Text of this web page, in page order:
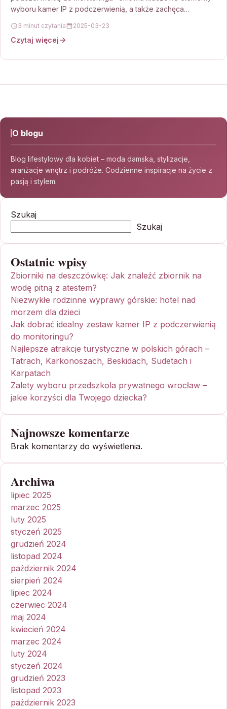
wyboru kamer IP z podczerwienią, a także zachęca
3 minut czytania 2025-03-23
Czytaj więcej
O blogu
Blog lifestylowy dla kobiet – moda damska, stylizacje,
aranżacje wnętrz i podróże. Codzienne inspiracje na życie z
pasją i stylem.
Szukaj
Szukaj
Ostatnie wpisy
Zbiorniki na deszczówkę: Jak znaleźć zbiornik na
wodę pitną z atestem?
Niezwykłe rodzinne wyprawy górskie: hotel nad
morzem dla dzieci
Jak dobrać idealny zestaw kamer IP z podczerwienią
do monitoringu?
Najlepsze atrakcje turystyczne w polskich górach –
Tatrach, Karkonoszach, Beskidach, Sudetach i
Karpatach
Zalety wyboru przedszkola prywatnego wrocław –
jakie korzyści dla Twojego dziecka?
Najnowsze komentarze
Brak komentarzy do wyświetlenia.
Archiwa
lipiec 2025
marzec 2025
luty 2025
styczeń 2025
grudzień 2024
listopad 2024
październik 2024
sierpień 2024
lipiec 2024
czerwiec 2024
maj 2024
kwiecień 2024
marzec 2024
luty 2024
styczeń 2024
grudzień 2023
listopad 2023
październik 2023